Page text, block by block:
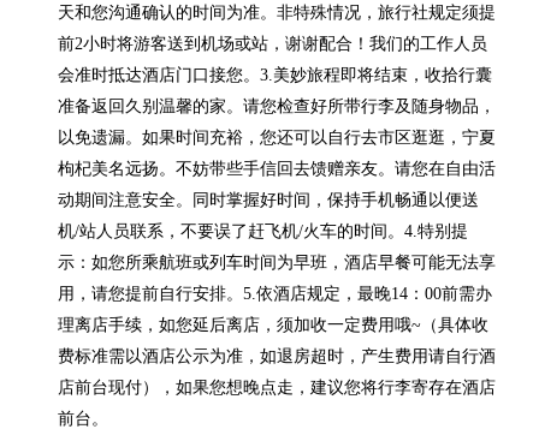
天和您沟通确认的时间为准。非特殊情况，旅行社规定须提
前2小时将游客送到机场或站，谢谢配合！我们的工作人员
会准时抵达酒店门口接您。3.美妙旅程即将结束，收拾行囊
准备返回久别温馨的家。请您检查好所带行李及随身物品，
以免遗漏。如果时间充裕，您还可以自行去市区逛逛，宁夏
枸杞美名远扬。不妨带些手信回去馈赠亲友。请您在自由活
动期间注意安全。同时掌握好时间，保持手机畅通以便送
机/站人员联系，不要误了赶飞机/火车的时间。4.特别提
示：如您所乘航班或列车时间为早班，酒店早餐可能无法享
用，请您提前自行安排。5.依酒店规定，最晚14：00前需办
理离店手续，如您延后离店，须加收一定费用哦~（具体收
费标准需以酒店公示为准，如退房超时，产生费用请自行酒
店前台现付），如果您想晚点走，建议您将行李寄存在酒店
前台。